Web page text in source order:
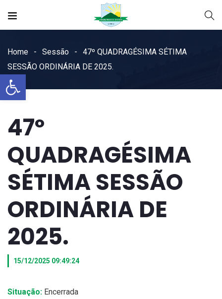
Open toolbar
Home Sessão
47º QUADRAGÉSIMA SÉTIMA
SESSÃO ORDINÁRIA DE 2025.
47º
QUADRAGÉSIMA
SÉTIMA SESSÃO
ORDINÁRIA DE
2025.
15/12/2025 09:49:24
Situação: Encerrada